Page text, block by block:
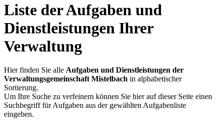
Liste der Aufgaben und
Dienstleistungen Ihrer
Verwaltung
Hier finden Sie alle Aufgaben und Dienstleistungen der
Verwaltungsgemeinschaft Mistelbach in alphabetischer
Sortierung.
Um Ihre Suche zu verfeinern können Sie hier auf dieser Seite einen
Suchbegriff für Aufgaben aus der gewählten Aufgabenliste
eingeben.